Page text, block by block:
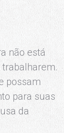
não está
possam
para suas
da